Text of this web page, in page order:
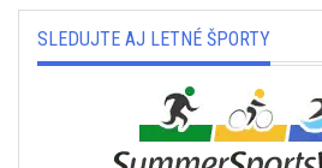
SLEDUJTE AJ LETNÉ ŠPORTY